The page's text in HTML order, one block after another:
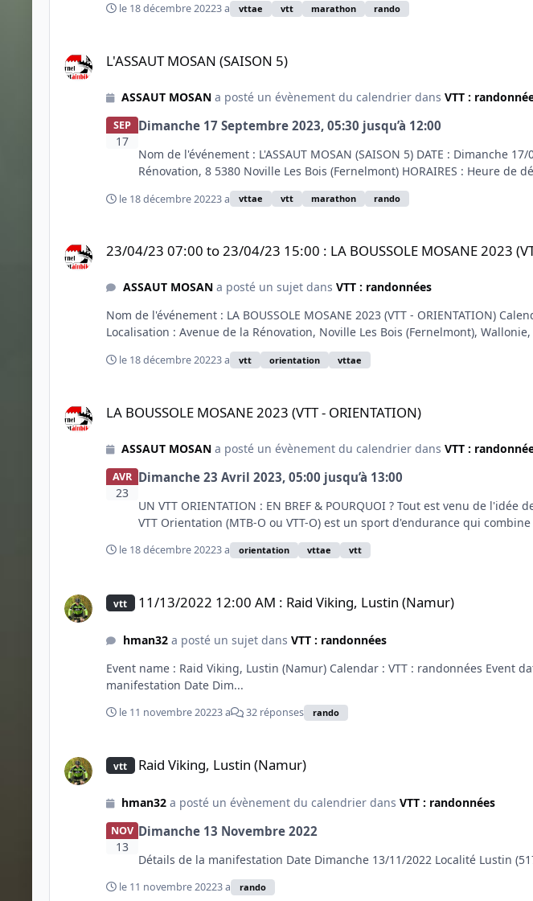
le 18 décembre 20223 a vttae vtt marathon rando
L'ASSAUT MOSAN (SAISON 5)
ASSAUT MOSANa posté un évènement du calendrier dans VTT :
SEP
17
Dimanche 17 Septembre 2023, 05:30 jusqu’à 12:00
Nom de l'événement : L'ASSAUT MOSAN (SAISON 5) DATE : Dimanche
Rénovation, 8 5380 Noville Les Bois (Fernelmont) HORAIRES : Heure de
le 18 décembre 20223 a vttae vtt marathon rando
23/04/23 07:00 to 23/04/23 15:00 : LA BOUSSOLE MOSANE 2023
ASSAUT MOSANa posté un sujet dans VTT : randonnées
Nom de l'événement : LA BOUSSOLE MOSANE 2023 (VTT - ORIENTATION)
Localisation : Avenue de la Rénovation, Noville Les Bois (Fernelmont), Wallonie,
le 18 décembre 20223 a vtt orientation vttae
LA BOUSSOLE MOSANE 2023 (VTT - ORIENTATION)
ASSAUT MOSANa posté un évènement du calendrier dans VTT :
AVR
23
Dimanche 23 Avril 2023, 05:00 jusqu’à 13:00
UN VTT ORIENTATION : EN BREF & POURQUOI ? Tout est venu de
VTT Orientation (MTB-O ou VTT-O) est un sport d'endurance qui
le 18 décembre 20223 a orientation vttae vtt
vtt 11/13/2022 12:00 AM : Raid Viking, Lustin (Namur)
hman32a posté un sujet dans VTT : randonnées
Event name : Raid Viking, Lustin (Namur) Calendar : VTT : randonnées Event
manifestation Date Dim...
le 11 novembre 20223 a 32 réponses rando
vtt Raid Viking, Lustin (Namur)
hman32a posté un évènement du calendrier dans VTT : randonnées
NOV
13
Dimanche 13 Novembre 2022
Détails de la manifestation Date Dimanche 13/11/2022 Localité Lustin
le 11 novembre 20223 a rando